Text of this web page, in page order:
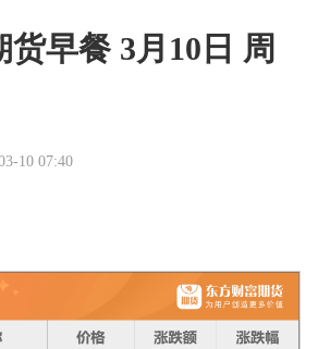
早餐 3月10日 周
10 07:40